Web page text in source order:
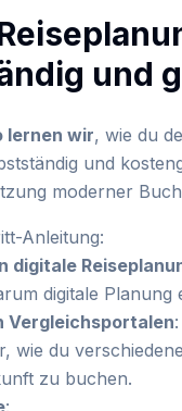
und
lernen wir, wie du
und
moderner
Anleitung:
digitale
digitale Planung
Vergleichsportalen:
wie du
zu buchen.
: